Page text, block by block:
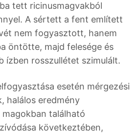
tett ricinusmagvakból
A sértett a fent említett
nem fogyasztott, hanem
öntötte, majd felesége és
ízben rosszullétet szimulált.
esetén mérgezési
halálos eredmény
található
következtében,